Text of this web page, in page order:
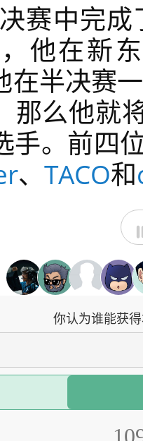
赛中完
他在新
在半决赛
那么他就
手。前四
、 TACO和
你认为谁能获